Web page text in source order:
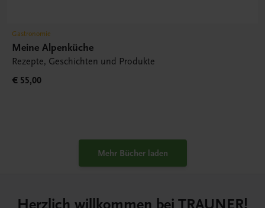
Gastronomie
Meine Alpenküche
Rezepte, Geschichten und Produkte
€ 55,00
Mehr Bücher laden
Herzlich willkommen bei TRAUNER!